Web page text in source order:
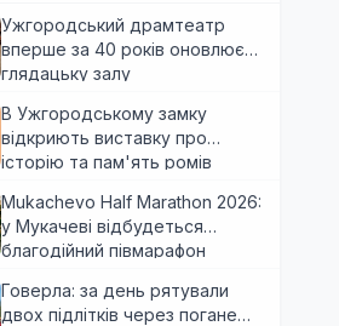
Ужгородський драмтеатр
вперше за 40 років оновлює
глядацьку залу
В Ужгородському замку
відкриють виставку про
історію та пам'ять ромів
Mukachevo Half Marathon 2026:
у Мукачеві відбудеться
благодійний півмарафон
Говерла: за день рятували
двох підлітків через погане